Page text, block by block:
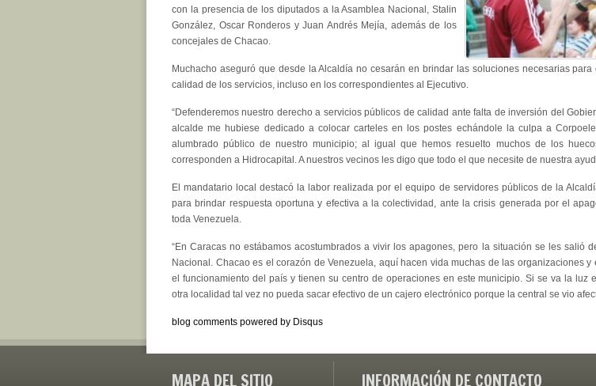
con la presencia de los diputados a la Asamblea Nacional, Stalin
González, Oscar Ronderos y Juan Andrés Mejía, además de los
concejales de Chacao.
Muchacho aseguró que desde la Alcaldía no cesarán en brindar las soluciones necesarias
calidad de los servicios, incluso en los correspondientes al Ejecutivo.
“Defenderemos nuestro derecho a servicios públicos de calidad ante falta de inversión del
alcalde me hubiese dedicado a colocar carteles en los postes echándole la culpa a
alumbrado público de nuestro municipio; al igual que hemos resuelto muchos de los
corresponden a Hidrocapital. A nuestros vecinos les digo que todo el que necesite de nuestra
El mandatario local destacó la labor realizada por el equipo de servidores públicos de la
para brindar respuesta oportuna y efectiva a la colectividad, ante la crisis generada por el
toda Venezuela.
“En Caracas no estábamos acostumbrados a vivir los apagones, pero la situación se les salió
Nacional. Chacao es el corazón de Venezuela, aquí hacen vida muchas de las organizaciones y
el funcionamiento del país y tienen su centro de operaciones en este municipio. Si se va la luz
otra localidad tal vez no pueda sacar efectivo de un cajero electrónico porque la central se vio
blog comments powered by Disqus
MAPA DEL SITIO INFORMACIÓN DE CONTACTO